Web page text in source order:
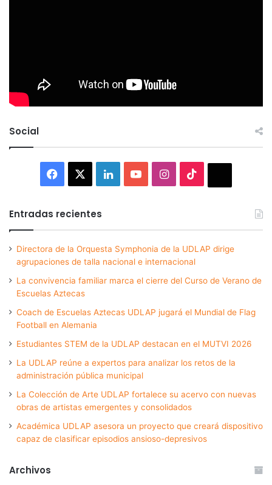
Social
Facebook LinkedInYouTubeInstagram
Entradas recientes
Directora de la Orquesta Symphonia de la UDLAP dirige
agrupaciones de talla nacional e internacional
La convivencia familiar marca el cierre del Curso de Verano de
Escuelas Aztecas
Coach de Escuelas Aztecas UDLAP jugará el Mundial de Flag
Football en Alemania
Estudiantes STEM de la UDLAP destacan en el MUTVI 2026
La UDLAP reúne a expertos para analizar los retos de la
administración pública municipal
La Colección de Arte UDLAP fortalece su acervo con nuevas
obras de artistas emergentes y consolidados
Académica UDLAP asesora un proyecto que creará dispositivo
capaz de clasificar episodios ansioso-depresivos
Archivos